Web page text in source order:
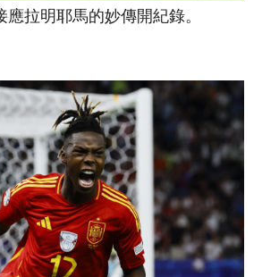
拉明耶馬的妙傳開紀錄。